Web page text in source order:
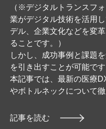
（※デジタルトランスフ
業がデジタル技術を活用
デル、企業文化などを変
ることです。）
しかし、成功事例と課題
を引き出すことが可能です
本記事では、最新の医療
やボトルネックについて徹
記事を読む